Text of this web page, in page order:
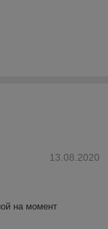
13.08.2020
на момент